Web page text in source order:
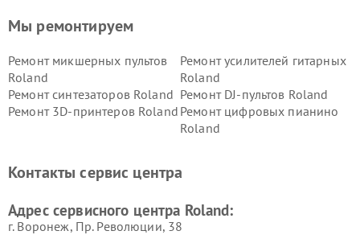
Мы ремонтируем
Ремонт микшерных пультов
Roland
Ремонт усилителей гитарных
Roland
Ремонт синтезаторов Roland Ремонт DJ-пультов Roland
Ремонт 3D-принтеров Roland Ремонт цифровых пианино
Roland
Контакты сервис центра
Адрес сервисного центра Roland:
г. Воронеж, Пр. Революции, 38